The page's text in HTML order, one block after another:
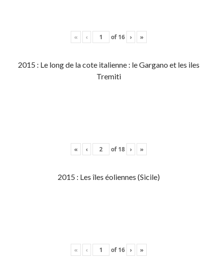
« ‹ of 16 › »
2015 : Le long de la cote italienne : le Gargano et les iles
Tremiti
« ‹ of 18 › »
2015 : Les îles éoliennes (Sicile)
« ‹ of 16 › »